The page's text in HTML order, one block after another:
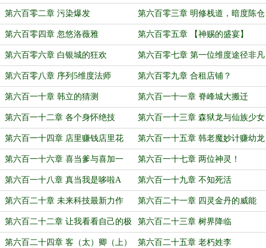
第六百零二章 污染爆发 第六百零三章 明修栈道，暗度陈仓
第六百零四章 忽悠洛薇雅 第六百零五章 【神赐的盛宴】
第六百零六章 白银城的狂欢 第六百零七章 第一位维度途径非凡
者！
第六百零八章 序列5维度法师 第六百零九章 合租店铺？
第六百一十章 韩立的猜测 第六百一十一章 脊峰城大搬迁
第六百一十二章 各个身怀绝技 第六百一十三章 森狱龙与仙族少女
第六百一十四章 店里赚钱店里花 第六百一十五章 韩老魔妙计赚幼龙
第六百一十六章 喜当爹与喜加一 第六百一十七章 两位神灵！
第六百一十八章 真当我是哆啦A
梦？
第六百一十九章 不知死活
第六百二十章 未来科技最新力作 第六百二十一章 四灵金丹的威能
第六百二十二章 让我看看自己的极
限吧！
第六百二十三章 树界降临
第六百二十四章 客（太）卿（上） 第六百二十五章 老朽姓李